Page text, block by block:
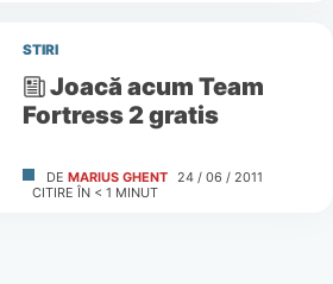
STIRI
Joacă acum Team
Fortress 2 gratis
DE MARIUS GHENT 24 / 06 / 2011
CITIRE ÎN < 1 MINUT